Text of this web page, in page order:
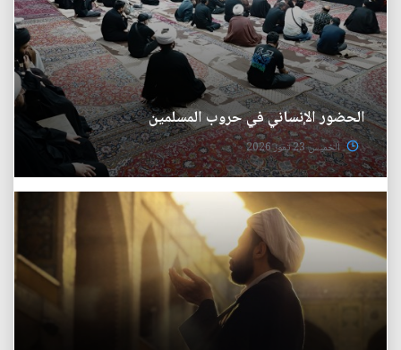
الحضور الإنساني في حروب المسلمين
الخميس 23 تموز 2026